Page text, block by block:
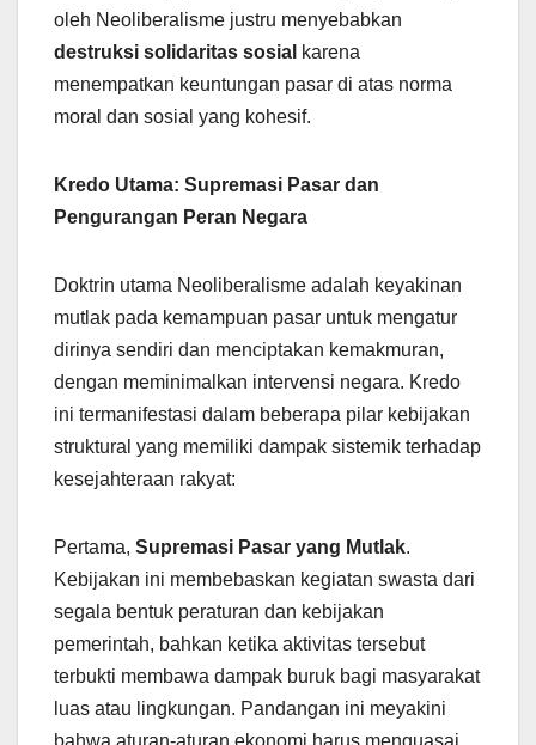
oleh Neoliberalisme justru menyebabkan
destruksi solidaritas sosial karena
menempatkan keuntungan pasar di atas norma
moral dan sosial yang kohesif.
Kredo Utama: Supremasi Pasar dan
Pengurangan Peran Negara
Doktrin utama Neoliberalisme adalah keyakinan
mutlak pada kemampuan pasar untuk mengatur
dirinya sendiri dan menciptakan kemakmuran,
dengan meminimalkan intervensi negara. Kredo
ini termanifestasi dalam beberapa pilar kebijakan
struktural yang memiliki dampak sistemik terhadap
kesejahteraan rakyat:
Pertama, Supremasi Pasar yang Mutlak.
Kebijakan ini membebaskan kegiatan swasta dari
segala bentuk peraturan dan kebijakan
pemerintah, bahkan ketika aktivitas tersebut
terbukti membawa dampak buruk bagi masyarakat
luas atau lingkungan. Pandangan ini meyakini